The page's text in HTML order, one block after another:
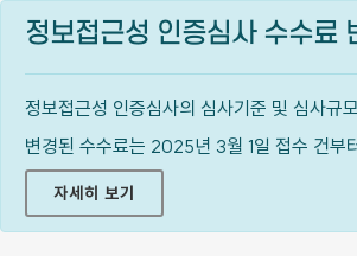
정보접근성 인증심사 수수료
정보접근성 인증심사의 심사기준 및 심사규
변경된 수수료는 2025년 3월 1일 접수 건부
자세히 보기